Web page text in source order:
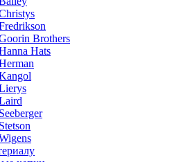
Brothers
Hats